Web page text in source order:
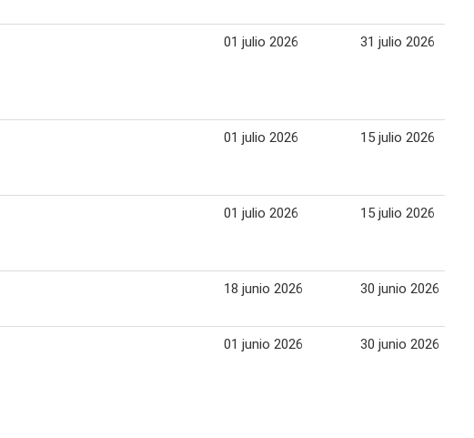
01 julio 2026 31 julio 2026
01 julio 2026 15 julio 2026
01 julio 2026 15 julio 2026
18 junio 2026 30 junio 2026
01 junio 2026 30 junio 2026